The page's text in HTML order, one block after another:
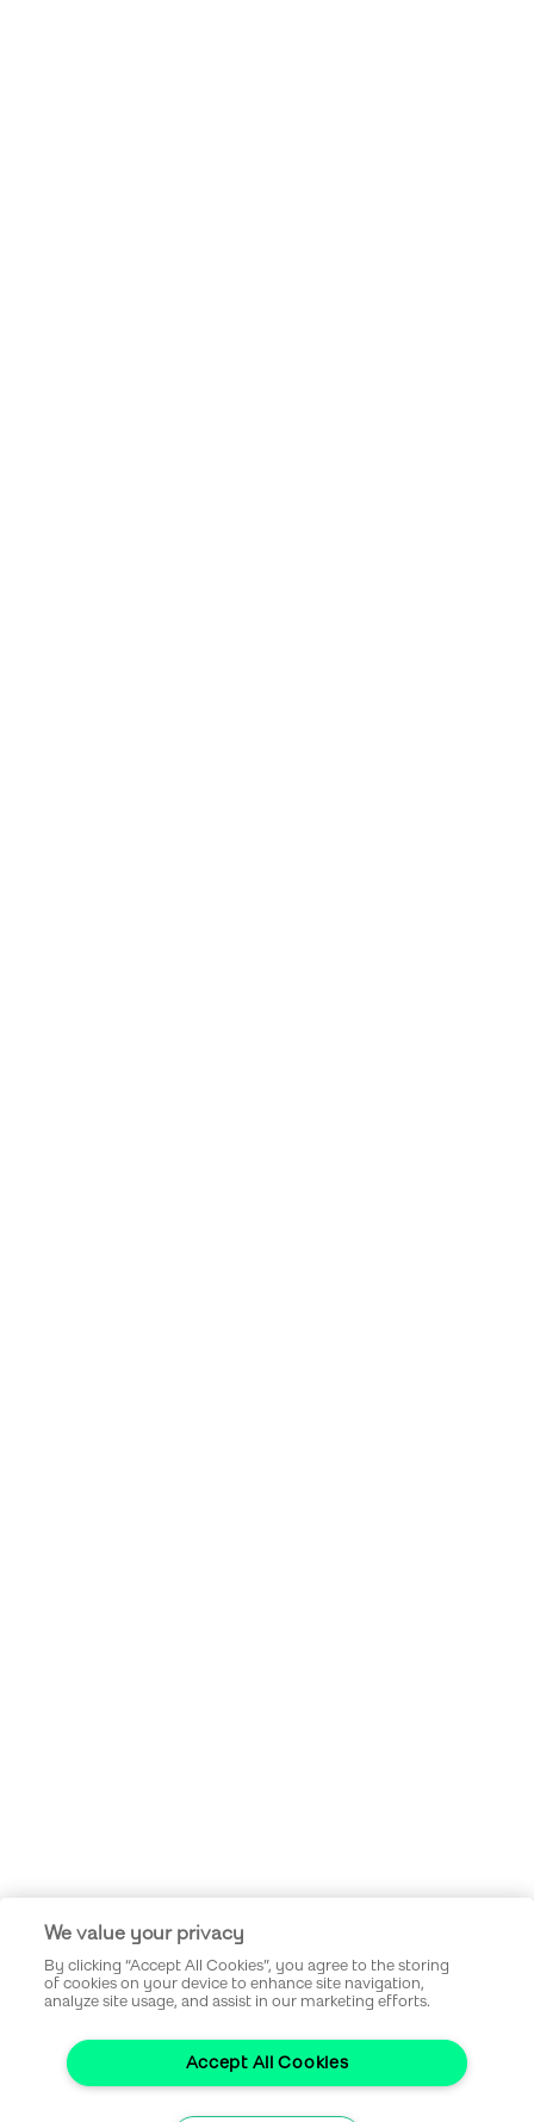
We value your privacy
By clicking “Accept All Cookies”, you agree to the storing
of cookies on your device to enhance site navigation,
analyze site usage, and assist in our marketing efforts.
Accept All Cookies